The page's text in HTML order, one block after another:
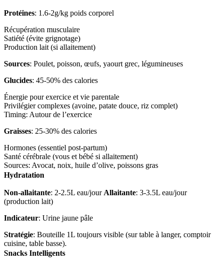
Protéines: 1.6-2g/kg poids corporel
Récupération musculaire
Satiété (évite grignotage)
Production lait (si allaitement)
Sources: Poulet, poisson, œufs, yaourt grec, légumineuses
Glucides: 45-50% des calories
Énergie pour exercice et vie parentale
Privilégier complexes (avoine, patate douce, riz complet)
Timing: Autour de l’exercice
Graisses: 25-30% des calories
Hormones (essentiel post-partum)
Santé cérébrale (vous et bébé si allaitement)
Sources: Avocat, noix, huile d’olive, poissons gras
Hydratation
Non-allaitante: 2-2.5L eau/jour Allaitante: 3-3.5L eau/jour
(production lait)
Indicateur: Urine jaune pâle
Stratégie: Bouteille 1L toujours visible (sur table à langer, comptoir
cuisine, table basse).
Snacks Intelligents